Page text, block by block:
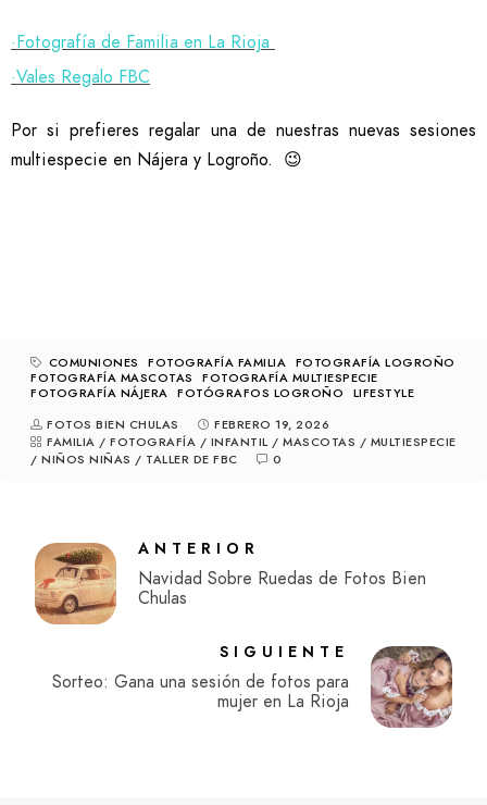
·Fotografía de Familia en La Rioja
·Vales Regalo FBC
Por si prefieres regalar una de nuestras nuevas sesiones
multiespecie en Nájera y Logroño. 😉
COMUNIONES FOTOGRAFÍA FAMILIA FOTOGRAFÍA LOGROÑO
FOTOGRAFÍA MASCOTAS
FOTOGRAFÍA MULTIESPECIE
FOTOGRAFÍA NÁJERA FOTÓGRAFOS LOGROÑO
LIFESTYLE
FOTOS BIEN CHULAS
FEBRERO 19, 2026
FAMILIA / FOTOGRAFÍA / INFANTIL / MASCOTAS / MULTIESPECIE
/ NIÑOS NIÑAS / TALLER DE FBC 0
ANTERIOR
Navidad Sobre Ruedas de Fotos Bien
Chulas
SIGUIENTE
Sorteo: Gana una sesión de fotos para
mujer en La Rioja